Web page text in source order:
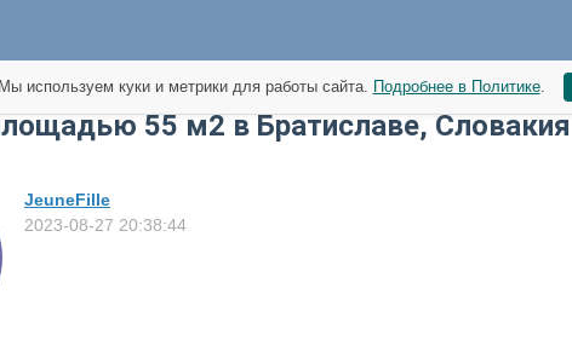
55 м2 в Братиславе, Словакия
JeuneFille
2023-08-27 20:38:44
Мы используем куки и метрики для работы сайта. Подробнее в Политике.